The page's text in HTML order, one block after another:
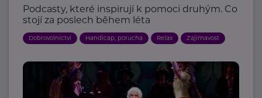
Podcasty, které inspirují k pomoci druhým. Co
stojí za poslech během léta
Dobrovolnictví Handicap, porucha Relax Zajímavost